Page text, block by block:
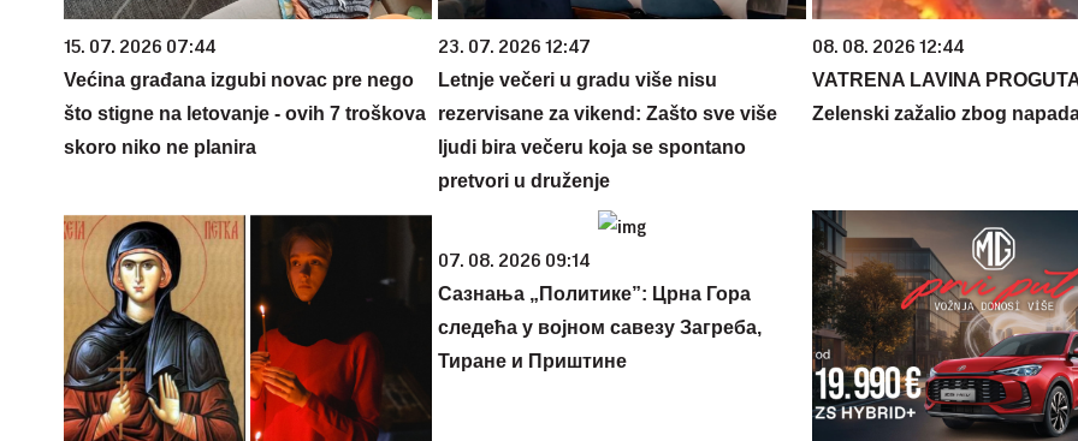
15. 07. 2026 07:44
Većina građana izgubi novac pre nego
što stigne na letovanje - ovih 7 troškova
skoro niko ne planira
23. 07. 2026 12:47
Letnje večeri u gradu više nisu
rezervisane za vikend: Zašto sve više
ljudi bira večeru koja se spontano
pretvori u druženje
08. 08. 2026 12:44
VATRENA LAVINA
Zelenski zažalio zbog
07. 08. 2026 09:14
Сазнања „Политике”: Црна Гора
следећа у војном савезу Загреба,
Тиране и Приштине